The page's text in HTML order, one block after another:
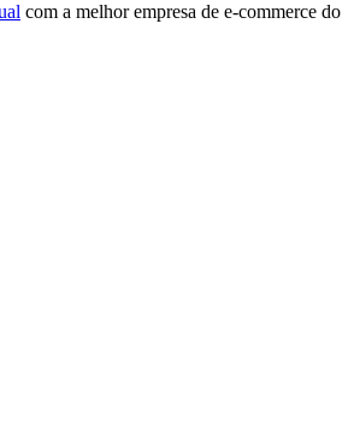
com a melhor empresa de e-commerce do